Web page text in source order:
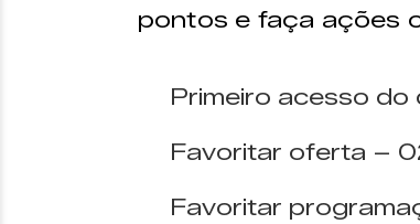
pontos e faça ações
Primeiro acesso do
Favoritar oferta –
Favoritar